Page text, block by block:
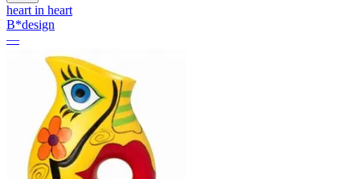
heart in heart
B*design
—